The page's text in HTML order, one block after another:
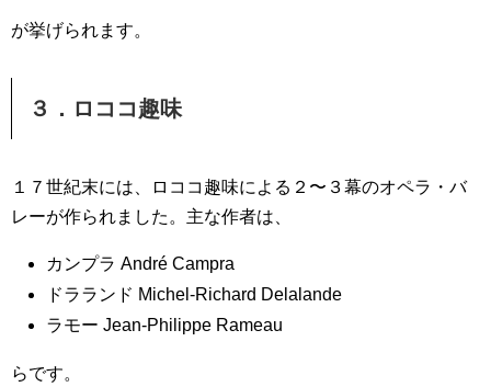
が挙げられます。
３．ロココ趣味
１７世紀末には、ロココ趣味による２〜３幕のオペラ・バ
レーが作られました。主な作者は、
カンプラ André Campra
ドラランド Michel-Richard Delalande
ラモー Jean-Philippe Rameau
らです。